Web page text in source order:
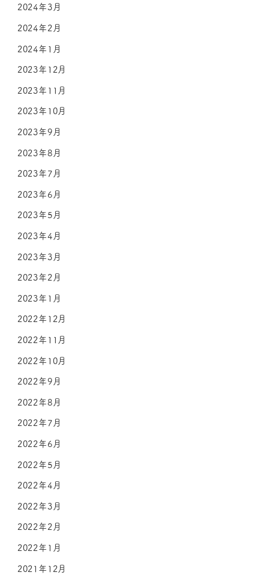
2024年3月
2024年2月
2024年1月
2023年12月
2023年11月
2023年10月
2023年9月
2023年8月
2023年7月
2023年6月
2023年5月
2023年4月
2023年3月
2023年2月
2023年1月
2022年12月
2022年11月
2022年10月
2022年9月
2022年8月
2022年7月
2022年6月
2022年5月
2022年4月
2022年3月
2022年2月
2022年1月
2021年12月